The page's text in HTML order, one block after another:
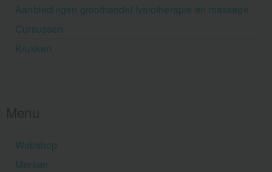
Aanbiedingen groothandel fysiotherapie en massage
Cursussen
Krukken
Webshop
Merken